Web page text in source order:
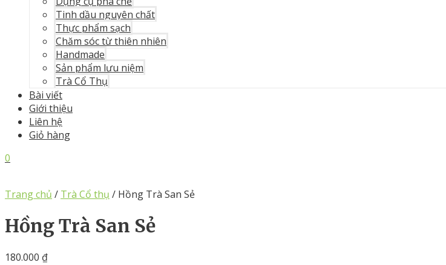
Tinh dầu nguyên chất
Thực phẩm sạch
Chăm sóc từ thiên nhiên
Handmade
Sản phẩm lưu niệm
Trà Cổ Thụ
Bài viết
Giới thiệu
Liên hệ
Giỏ hàng
0
Trang chủ / Trà Cổ thụ / Hồng Trà San Sẻ
Hồng Trà San Sẻ
180.000 ₫